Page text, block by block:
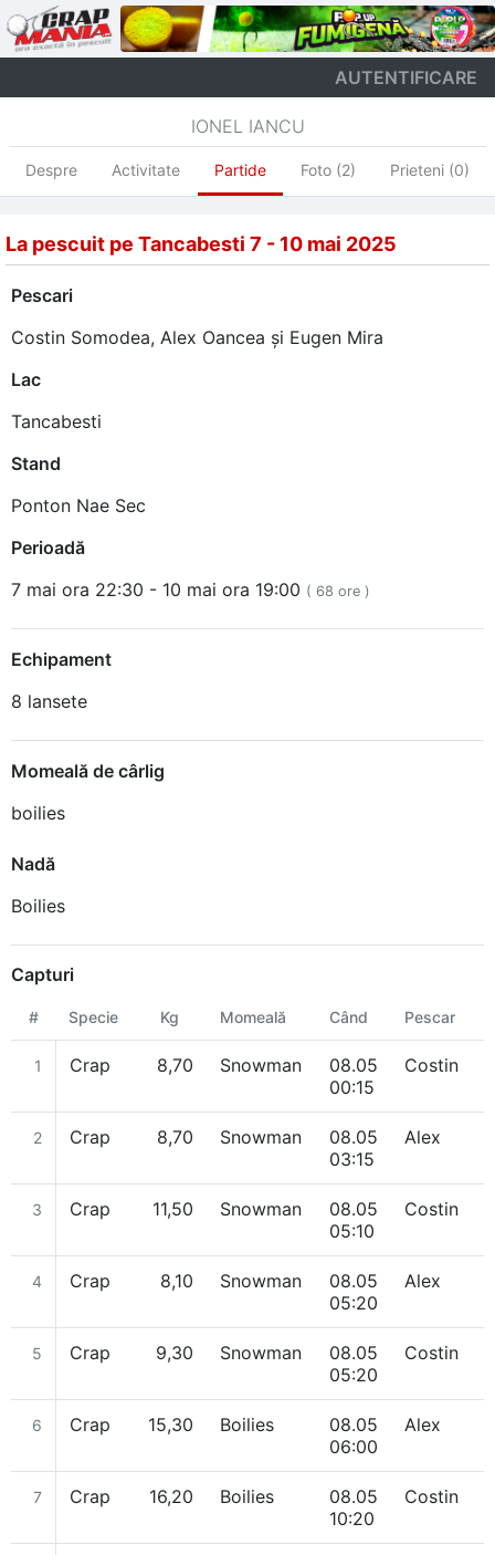
AUTENTIFICARE
IONEL IANCU
Despre Activitate Partide Foto (2) Prieteni (0)
La pescuit pe Tancabesti 7 - 10 mai 2025
Pescari
Costin Somodea, Alex Oancea și Eugen Mira
Lac
Tancabesti
Stand
Ponton Nae Sec
Perioadă
7 mai ora 22:30 - 10 mai ora 19:00 ( 68 ore )
Echipament
8 lansete
Momeală de cârlig
boilies
Nadă
Boilies
Capturi
# Specie Kg Momeală Când Pescar
1 Crap 8,70 Snowman
08.05
00:15
Costin
2 Crap 8,70 Snowman
08.05
03:15
Alex
3 Crap 11,50 Snowman
08.05
05:10
Costin
4 Crap 8,10 Snowman
08.05
05:20
Alex
5 Crap 9,30 Snowman
08.05
05:20
Costin
6 Crap 15,30 Boilies
08.05
06:00
Alex
7 Crap 16,20 Boilies
08.05
10:20
Costin